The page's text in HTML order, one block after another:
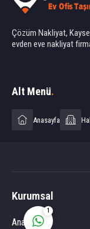
Çözüm Nakliyat,
evden eve nakliyat
Alt Menü.
Anasayfa
Kurumsal
Anasayfa
1